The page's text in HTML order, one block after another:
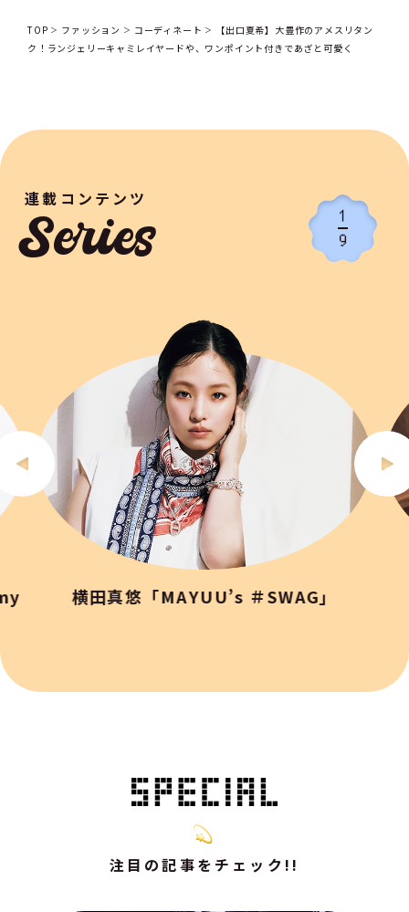
TOP ファッション コーディネート
【出口夏希】大豊作のアメスリタン
ク！ランジェリーキャミレイヤードや、ワンポイント付きであざと可愛く
連載コンテンツ
Series
横田真悠「MAYUU’s ＃SWAG」
1
9
注目の記事をチェック!!